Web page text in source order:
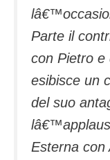
Parte il
con Pietro e
esibisce un
del suo
Esterna con